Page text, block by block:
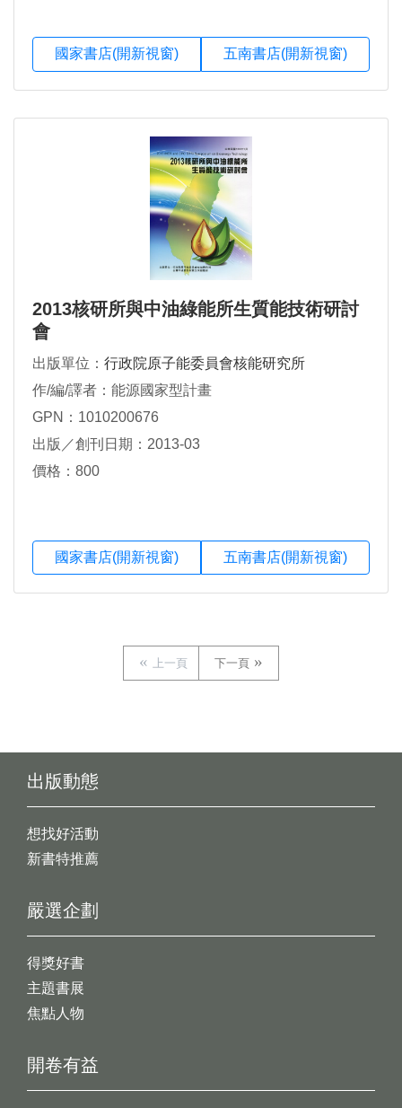
國家書店(開新視窗) 五南書店(開新視窗)
2013核研所與中油綠能所生質能技術研討
會
出版單位： 行政院原子能委員會核能研究所
作/編/譯者：能源國家型計畫
GPN：1010200676
出版／創刊日期：2013-03
價格：800
國家書店(開新視窗) 五南書店(開新視窗)
上一頁 下一頁
出版動態
想找好活動
新書特推薦
開卷有益
嚴選企劃
得獎好書
主題書展
焦點人物